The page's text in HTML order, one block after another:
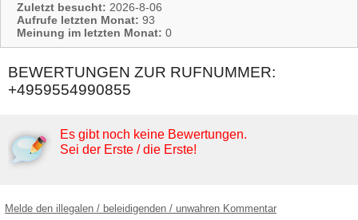
Zuletzt besucht: 2026-8-06
Aufrufe letzten Monat: 93
Meinung im letzten Monat: 0
BEWERTUNGEN ZUR RUFNUMMER:
+4959554990855
Es gibt noch keine Bewertungen.
Sei der Erste / die Erste!
Melde den illegalen / beleidigenden / unwahren Kommentar